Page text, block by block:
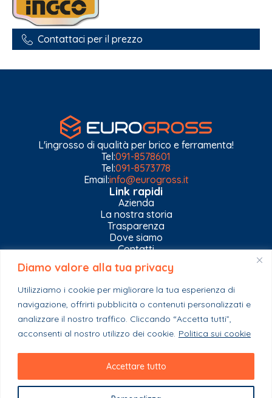
Diamo valore alla tua privacy
Utilizziamo i cookie per migliorare la tua esperienza di
navigazione, offrirti pubblicità o contenuti personalizzati e
analizzare il nostro traffico. Cliccando “Accetta tutti”,
acconsenti al nostro utilizzo dei cookie. Politica sui cookie
Accettare tutto
Contattaci per il prezzo
L'ingrosso di qualità per brico e ferramenta!
Tel:091-8578601
Tel:091-8573778
Email:info@eurogross.it
Link rapidi
Azienda
La nostra storia
Trasparenza
Dove siamo
Contatti
Privacy Policy
Gestisci impostazioni Cookies
Esplora il catalogo
Casa
Ferramenta & Co.
Giardino e agricoltura
Stagionali